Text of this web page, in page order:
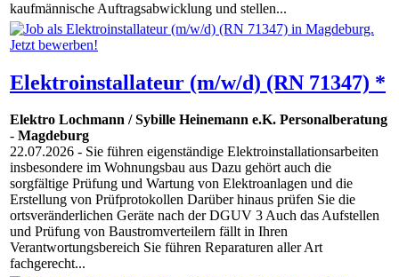
kaufmännische Auftragsabwicklung und stellen...
Elektroinstallateur (m/w/d) (RN 71347) *
Elektro Lochmann / Sybille Heinemann e.K. Personalberatung
- Magdeburg
22.07.2026 - Sie führen eigenständige Elektroinstallationsarbeiten
insbesondere im Wohnungsbau aus Dazu gehört auch die
sorgfältige Prüfung und Wartung von Elektroanlagen und die
Erstellung von Prüfprotokollen Darüber hinaus prüfen Sie die
ortsveränderlichen Geräte nach der DGUV 3 Auch das Aufstellen
und Prüfung von Baustromverteilern fällt in Ihren
Verantwortungsbereich Sie führen Reparaturen aller Art
fachgerecht...